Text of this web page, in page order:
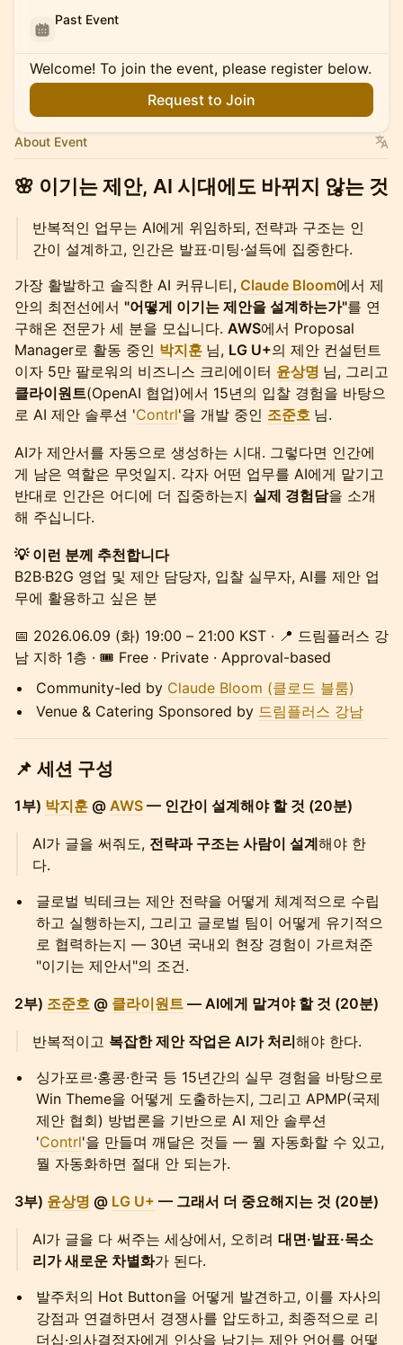
Past Event
Welcome! To join the event, please register below.
Request to Join
About Event
🌸 이기는 제안, AI 시대에도 바뀌지 않는 것
반복적인 업무는 AI에게 위임하되, 전략과 구조는 인
간이 설계하고, 인간은 발표·미팅·설득에 집중한다.
가장 활발하고 솔직한 AI 커뮤니티, Claude Bloom에서 제
안의 최전선에서 "어떻게 이기는 제안을 설계하는가"를 연
구해온 전문가 세 분을 모십니다. AWS에서 Proposal
Manager로 활동 중인 박지훈 님, LG U+의 제안 컨설턴트
이자 5만 팔로워의 비즈니스 크리에이터 윤상명 님, 그리고
클라이원트(OpenAI 협업)에서 15년의 입찰 경험을 바탕으
로 AI 제안 솔루션 'Contrl'을 개발 중인 조준호 님.
AI가 제안서를 자동으로 생성하는 시대. 그렇다면 인간에
게 남은 역할은 무엇일지. 각자 어떤 업무를 AI에게 맡기고
반대로 인간은 어디에 더 집중하는지 실제 경험담을 소개
해 주십니다.
💡 이런 분께 추천합니다
B2B·B2G 영업 및 제안 담당자, 입찰 실무자, AI를 제안 업
무에 활용하고 싶은 분
📅 2026.06.09 (화) 19:00 – 21:00 KST · 📍 드림플러스 강
남 지하 1층 · 🎟 Free · Private · Approval-based
Community-led by Claude Bloom (클로드 블룸)
Venue & Catering Sponsored by 드림플러스 강남
📌 세션 구성
1부) 박지훈 @ AWS — 인간이 설계해야 할 것 (20분)
AI가 글을 써줘도, 전략과 구조는 사람이 설계해야 한
다.
글로벌 빅테크는 제안 전략을 어떻게 체계적으로 수립
하고 실행하는지, 그리고 글로벌 팀이 어떻게 유기적으
로 협력하는지 — 30년 국내외 현장 경험이 가르쳐준
"이기는 제안서"의 조건.
2부) 조준호 @ 클라이원트 — AI에게 맡겨야 할 것 (20분)
반복적이고 복잡한 제안 작업은 AI가 처리해야 한다.
싱가포르·홍콩·한국 등 15년간의 실무 경험을 바탕으로
Win Theme을 어떻게 도출하는지, 그리고 APMP(국제
제안 협회) 방법론을 기반으로 AI 제안 솔루션
'Contrl'을 만들며 깨달은 것들 — 뭘 자동화할 수 있고,
뭘 자동화하면 절대 안 되는가.
3부) 윤상명 @ LG U+ — 그래서 더 중요해지는 것 (20분)
AI가 글을 다 써주는 세상에서, 오히려 대면·발표·목소
리가 새로운 차별화가 된다.
발주처의 Hot Button을 어떻게 발견하고, 이를 자사의
강점과 연결하면서 경쟁사를 압도하고, 최종적으로 리
더십·의사결정자에게 인상을 남기는 제안 언어를 어떻